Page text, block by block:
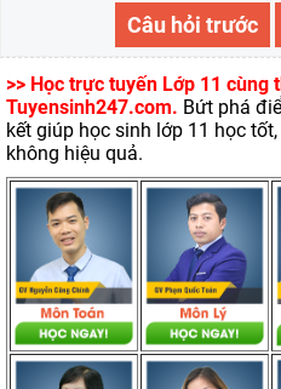
Câu hỏi trước
>> Học trực tuyến Lớp 11 cùng
Tuyensinh247.com. Bứt phá
kết giúp học sinh lớp 11 học
không hiệu quả.